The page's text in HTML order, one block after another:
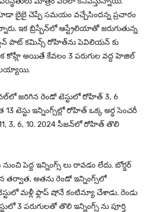
కూడా బైబై చెప్పే సమయం వచ్చేసిందన్న ప్రచారం
ఇక బ్రిస్బేన్‌లో ఆస్ట్రేలియాతో జరుగుతున్న
పాట్ కమిన్స్ రోహిత్‌ను పెవిలియ‌న్ కు
అయితే కేవలం 3 ప‌రుగుల వ‌ద్ద హెజిల్
జరిగిన రెండో టెస్టులో రోహిత్ 3, 6
టెస్టు ఇన్నింగ్స్‌ల్లో రోహిత్ ఒక్క అర్ధ సెంచరీ
11, 3, 6, 10. 2024 సీజన్‌లో రోహిత్ తొలి
పెద్ద ఇన్నింగ్స్ లు రావ‌డం లేదు. బోర్డర్
తర్వాత, అతను రెండో ఇన్నింగ్స్‌లో
మళ్లీ ఫ్లాప్ షోనే కంటిన్యూ చేశాడు. రెండు
3 ప‌రుగులతో తొలి ఇన్నింగ్స్ ను పూర్తి